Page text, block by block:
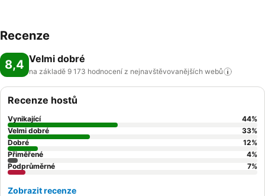
Recenze
8,4 Velmi dobré
na základě 9 173 hodnocení z nejnavštěvovanějších webů
Recenze hostů
Vynikající 44%
Velmi dobré
33%
Dobré
12%
Přiměřené
4%
Podprůměrné
7%
Zobrazit recenze